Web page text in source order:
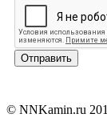
© NNKamin.ru